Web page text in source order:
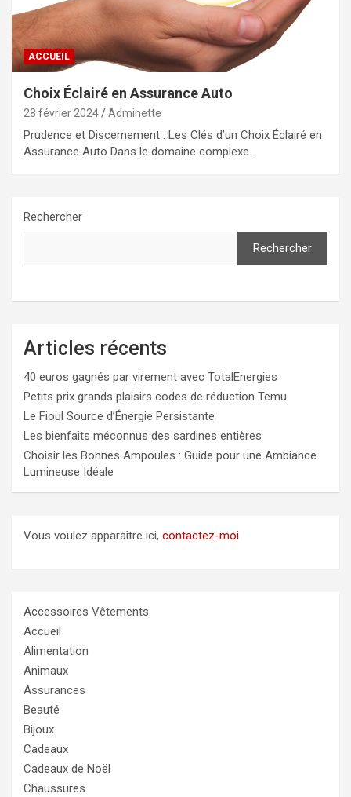
ACCUEIL
Choix Éclairé en Assurance Auto
28 février 2024 Adminette
Prudence et Discernement : Les Clés d’un Choix Éclairé en
Assurance Auto Dans le domaine complexe…
Rechercher
Rechercher
Articles récents
40 euros gagnés par virement avec TotalEnergies
Petits prix grands plaisirs codes de réduction Temu
Le Fioul Source d’Énergie Persistante
Les bienfaits méconnus des sardines entières
Choisir les Bonnes Ampoules : Guide pour une Ambiance
Lumineuse Idéale
Vous voulez apparaître ici, contactez-moi
Accessoires Vêtements
Accueil
Alimentation
Animaux
Assurances
Beauté
Bijoux
Cadeaux
Cadeaux de Noël
Chaussures